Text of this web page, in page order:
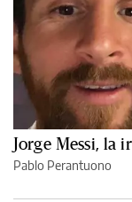
Jorge Messi, la
Pablo Perantuono